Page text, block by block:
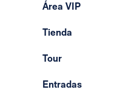
Área VIP
Tienda
Tour
Entradas